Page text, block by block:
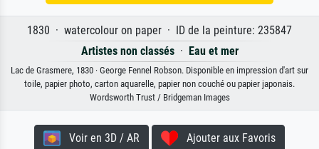
1830 · watercolour on paper · ID de la peinture: 235847
Artistes non classés· Eau et mer
Lac de Grasmere, 1830 · George Fennel Robson. Disponible en impression d'art sur
toile, papier photo, carton aquarelle, papier non couché ou papier japonais.
Wordsworth Trust / Bridgeman Images
Voir en 3D / AR Ajouter aux Favoris